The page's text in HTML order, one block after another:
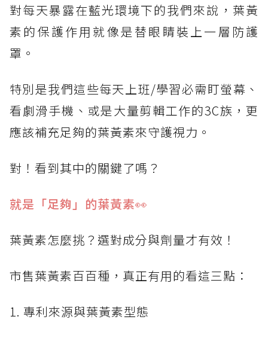
對每天暴露在藍光環境下的我們來說，葉黃
素的保護作用就像是替眼睛裝上一層防護
罩。
特別是我們這些每天上班/學習必需盯螢幕、
看劇滑手機、或是大量剪輯工作的3C族，更
應該補充足夠的葉黃素來守護視力。
對！看到其中的關鍵了嗎？
就是「足夠」的葉黃素👀
葉黃素怎麼挑？選對成分與劑量才有效！
市售葉黃素百百種，真正有用的看這三點：
1. 專利來源與葉黃素型態